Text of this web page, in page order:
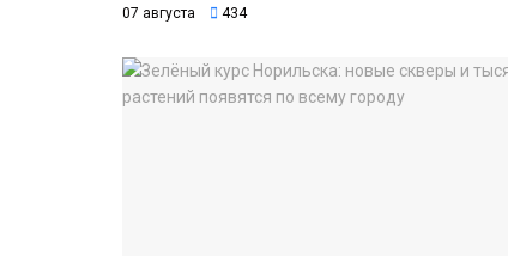
07 августа 434